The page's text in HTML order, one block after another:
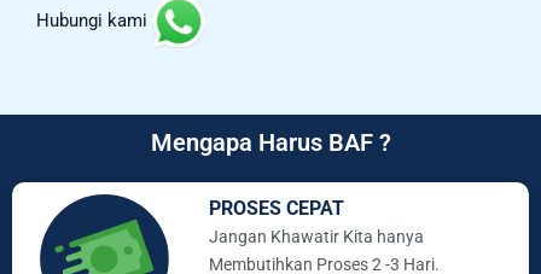
Hubungi kami
Mengapa Harus BAF ?
PROSES CEPAT
Jangan Khawatir Kita hanya
Membutihkan Proses 2 -3 Hari.